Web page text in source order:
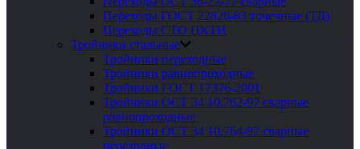
Переходы ГОСТ 22826-83 точечные (ТД)
Переходы СТО ЦКТИ
Тройники стальные
Тройники переходные
Тройники равнопроходные
Тройники ГОСТ 17376-2001
Тройники ОСТ 34 10.762-97 сварные
равнопроходные
Тройники ОСТ 34 10.764-97 сварные
переходные